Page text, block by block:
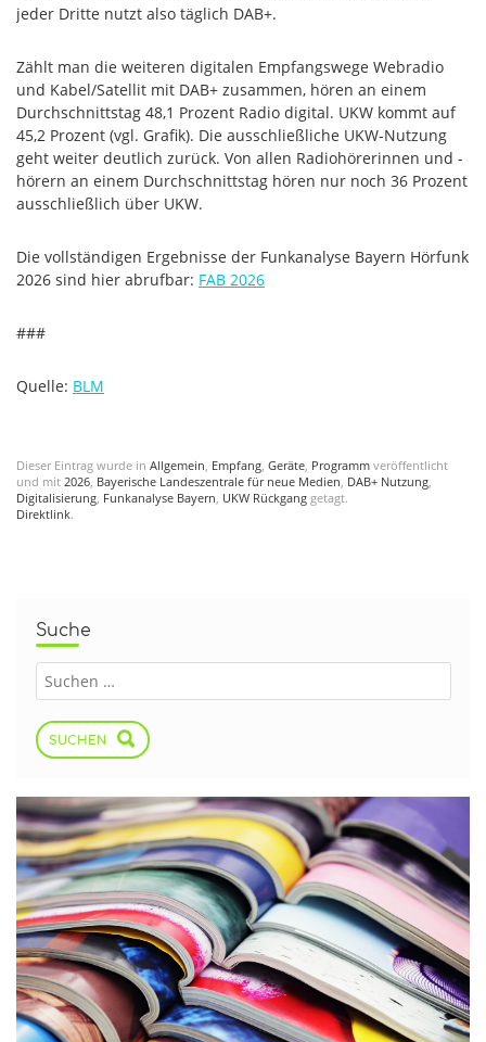
jeder Dritte nutzt also täglich DAB+.
Zählt man die weiteren digitalen Empfangswege Webradio
und Kabel/Satellit mit DAB+ zusammen, hören an einem
Durchschnittstag 48,1 Prozent Radio digital. UKW kommt auf
45,2 Prozent (vgl. Grafik). Die ausschließliche UKW-Nutzung
geht weiter deutlich zurück. Von allen Radiohörerinnen und -
hörern an einem Durchschnittstag hören nur noch 36 Prozent
ausschließlich über UKW.
Die vollständigen Ergebnisse der Funkanalyse Bayern Hörfunk
2026 sind hier abrufbar: FAB 2026
###
Quelle: BLM
Dieser Eintrag wurde in Allgemein, Empfang, Geräte, Programm veröffentlicht
und mit 2026, Bayerische Landeszentrale für neue Medien, DAB+ Nutzung,
Digitalisierung, Funkanalyse Bayern, UKW Rückgang getagt.
Direktlink.
Suche
SUCHEN